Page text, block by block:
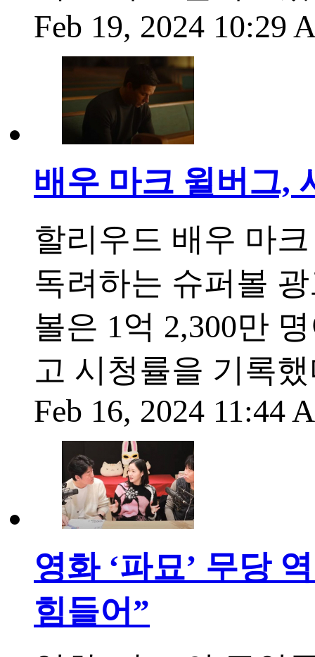
Feb 19, 2024 10:29
배우 마크 윌버그,
할리우드 배우 마
독려하는 슈퍼볼
볼은 1억 2,300만
고 시청률을 기록
Feb 16, 2024 11:44
영화 ‘파묘’ 무당
힘들어”